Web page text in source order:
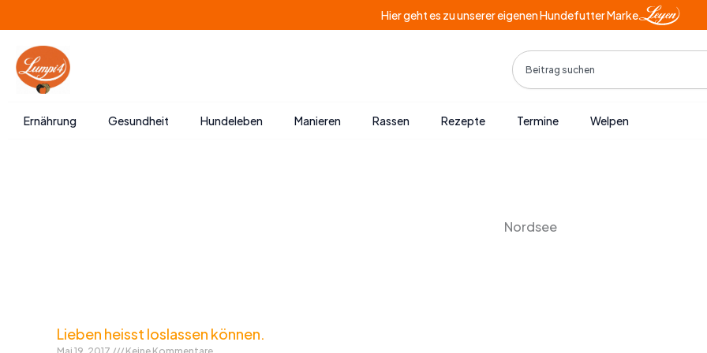
Inhalt
springen
Hier geht es zu unserer eigenen Hundefutter Marke
Search
Ernährung Gesundheit Hundeleben Manieren Rassen Rezepte Termine Welpen
Nordsee
Lieben heisst loslassen können.